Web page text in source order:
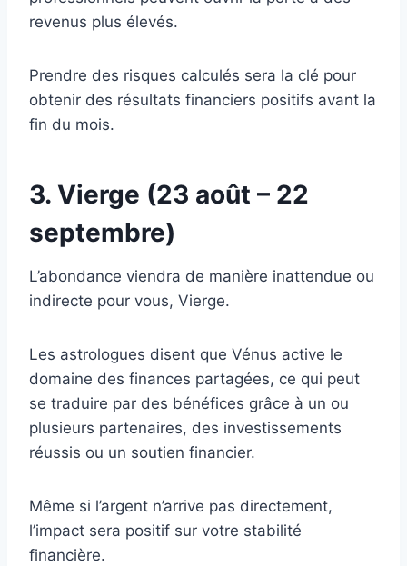
revenus plus élevés.
Prendre des risques calculés sera la clé pour
obtenir des résultats financiers positifs avant la
fin du mois.
3. Vierge (23 août – 22
septembre)
L’abondance viendra de manière inattendue ou
indirecte pour vous, Vierge.
Les astrologues disent que Vénus active le
domaine des finances partagées, ce qui peut
se traduire par des bénéfices grâce à un ou
plusieurs partenaires, des investissements
réussis ou un soutien financier.
Même si l’argent n’arrive pas directement,
l’impact sera positif sur votre stabilité
financière.